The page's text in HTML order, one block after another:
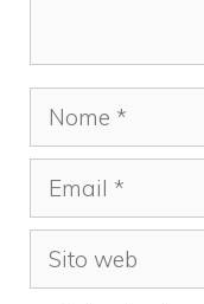
Nome
Email
Sito
web